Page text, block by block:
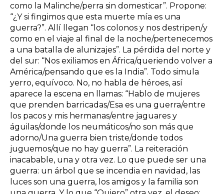
como la Malinche/perra sin domesticar”. Propone:
“¿Y si fingimos que esta muerte mía es una
guerra?”. Allí llegan “los colonos y nos destripen/y
como en el viaje al final de la noche/pertenecemos
a una batalla de alunizajes”. La pérdida del norte y
del sur: “Nos exiliamos en África/queriendo volver a
América/pensando que es la India”. Todo simula
yerro, equívoco. No, no habla de héroes, así
aparece la escena en llamas: “Hablo de mujeres
que prenden barricadas/Esa es una guerra/entre
los pacos y mis hermanas/entre jaguares y
águilas/donde los neumáticos/no son más que
adorno/Una guerra bien triste/donde todos
juguemos/que no hay guerra”. La reiteración
inacabable, una y otra vez. Lo que puede ser una
guerra: un árbol que se incendia en navidad, las
luces son una guerra, los amigos y la familia son